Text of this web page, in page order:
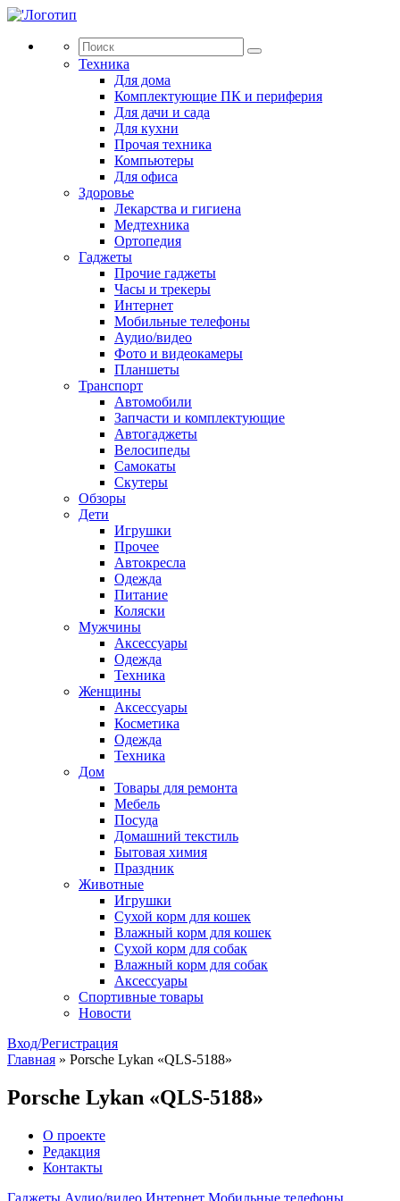
Техника
Для дома
Комплектующие ПК и периферия
Для дачи и сада
Для кухни
Прочая техника
Компьютеры
Для офиса
Здоровье
Лекарства и гигиена
Медтехника
Ортопедия
Гаджеты
Прочие гаджеты
Часы и трекеры
Интернет
Мобильные телефоны
Аудио/видео
Фото и видеокамеры
Планшеты
Транспорт
Автомобили
Запчасти и комплектующие
Автогаджеты
Велосипеды
Самокаты
Скутеры
Обзоры
Дети
Игрушки
Прочее
Автокресла
Одежда
Питание
Коляски
Мужчины
Аксессуары
Одежда
Техника
Женщины
Аксессуары
Косметика
Одежда
Техника
Дом
Товары для ремонта
Мебель
Посуда
Домашний текстиль
Бытовая химия
Праздник
Животные
Игрушки
Сухой корм для кошек
Влажный корм для кошек
Сухой корм для собак
Влажный корм для собак
Аксессуары
Спортивные товары
Новости
Вход/Регистрация
Главная » Porsche Lykan «QLS-5188»
Porsche Lykan «QLS-5188»
О проекте
Редакция
Контакты
Гаджеты Аудио/видео Интернет Мобильные телефоны